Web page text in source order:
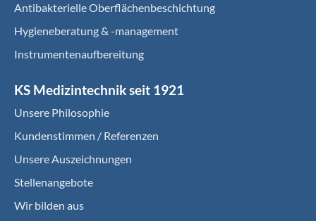
Antibakterielle Oberflächenbeschichtung
Hygieneberatung & -management
Instrumentenaufbereitung
KS Medizintechnik seit 1921
Unsere Philosophie
Kundenstimmen / Referenzen
Unsere Auszeichnungen
Stellenangebote
Wir bilden aus